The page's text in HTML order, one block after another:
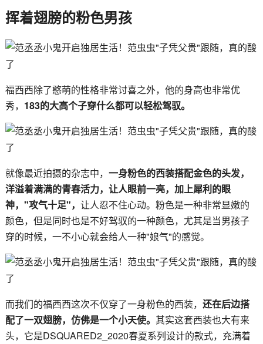
挥着翅膀的粉色男孩
福西西除了憨萌的性格非常讨喜之外，他的身高也非常优
秀， 183的大高个子穿什么都可以轻松驾驭。
就像最近拍摄的杂志中， 一身粉色的西装搭配金色的头发，
洋溢着满满的青春活力，让人眼前一亮，加上犀利的眼
神，"攻气十足"， 让人忍不住心动。粉色是一种非常显嫩的
颜色，但是同时也是不好驾驭的一种颜色，尤其是当男孩子
穿的时候，一不小心就会给人一种"娘气"的感觉。
而我们的福西西这次不仅穿了一身粉色的西装， 还在后边搭
配了一双翅膀，仿佛是一个小天使。 其实这套西装也大有来
头，它是DSQUARED2_2020春夏系列设计的款式，充满着